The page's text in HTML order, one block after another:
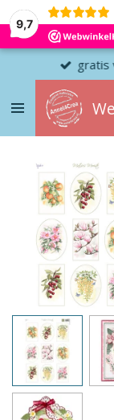
9,7
gratis